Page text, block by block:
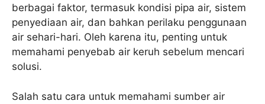
berbagai faktor, termasuk kondisi pipa air, sistem
penyediaan air, dan bahkan perilaku penggunaan
air sehari-hari. Oleh karena itu, penting untuk
memahami penyebab air keruh sebelum mencari
solusi.
Salah satu cara untuk memahami sumber air